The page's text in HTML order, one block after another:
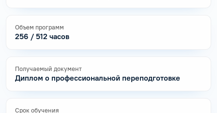
Объем программ
256 / 512 часов
Получаемый документ
Диплом о профессиональной переподготовке
Срок обучения